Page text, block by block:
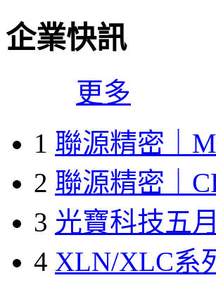
企業快訊
更多
1 聯源精密｜
2 聯源精密｜
3 光寶科技五
4 XLN/XLC系